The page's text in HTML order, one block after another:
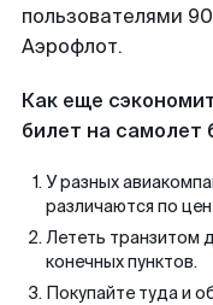
пользователями
Аэрофлот.
Как еще
билет на самолет
У разных
различаются по
Лететь транзитом
конечных пунктов.
Покупайте туда и